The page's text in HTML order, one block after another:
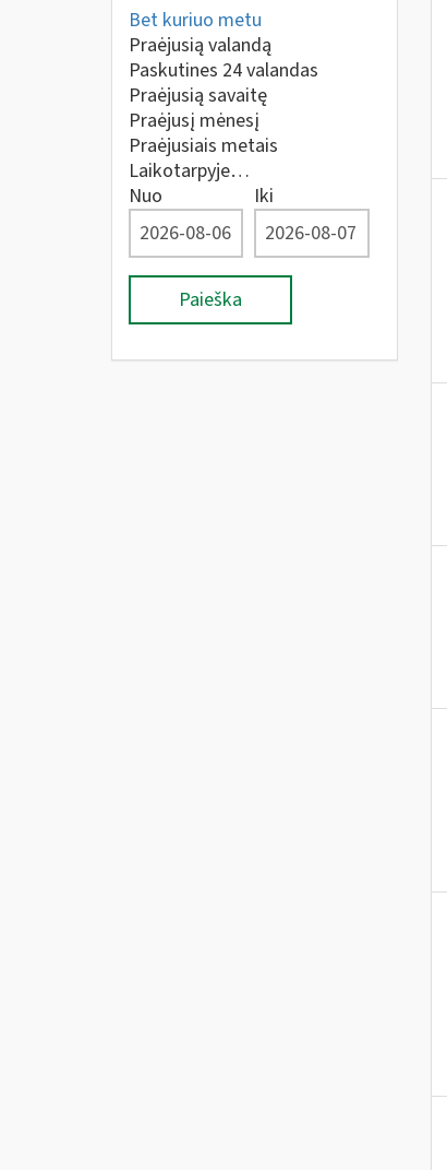
Bet kuriuo metu
Praėjusią valandą
Paskutines 24 valandas
Praėjusią savaitę
Praėjusį mėnesį
Praėjusiais metais
Laikotarpyje…
Nuo
Iki
Paieška